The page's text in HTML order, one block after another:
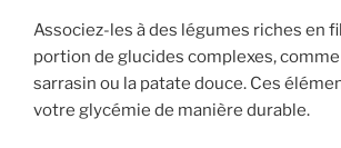
Associez-les à des légumes riches en
portion de glucides complexes, comme
sarrasin ou la patate douce. Ces
votre glycémie de manière durable.